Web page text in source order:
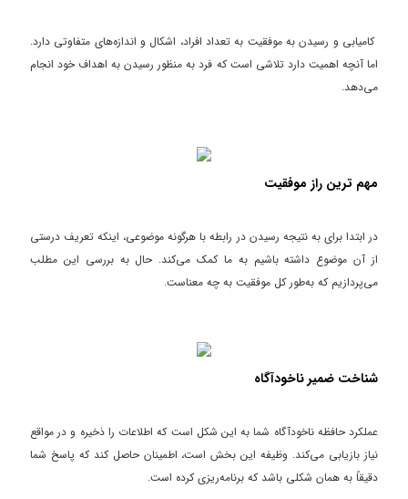
کامیابی و رسیدن به موفقیت به تعداد افراد، اشکال و اندازه‌های متفاوتی دارد.
اما آنچه اهمیت دارد تلاشی است که فرد به منظور رسیدن به اهداف خود انجام
می‌دهد.
مهم ترین راز موفقیت
در ابتدا برای به نتیجه رسیدن در رابطه با هرگونه موضوعی، اینکه تعریف درستی
از آن موضوع داشته باشیم به ما کمک می‌کند. حال به بررسی این مطلب
می‌پردازیم که به‌طور کل موفقیت به چه معناست.
شناخت ضمیر ناخودآگاه
عملکرد حافظه ناخودآگاه شما به این شکل است که اطلاعات را ذخیره و در مواقع
نیاز بازیابی می‌کند. وظیفه این بخش است، اطمینان حاصل کند که پاسخ شما
دقیقاً به همان شکلی باشد که برنامه‌ریزی کرده است.